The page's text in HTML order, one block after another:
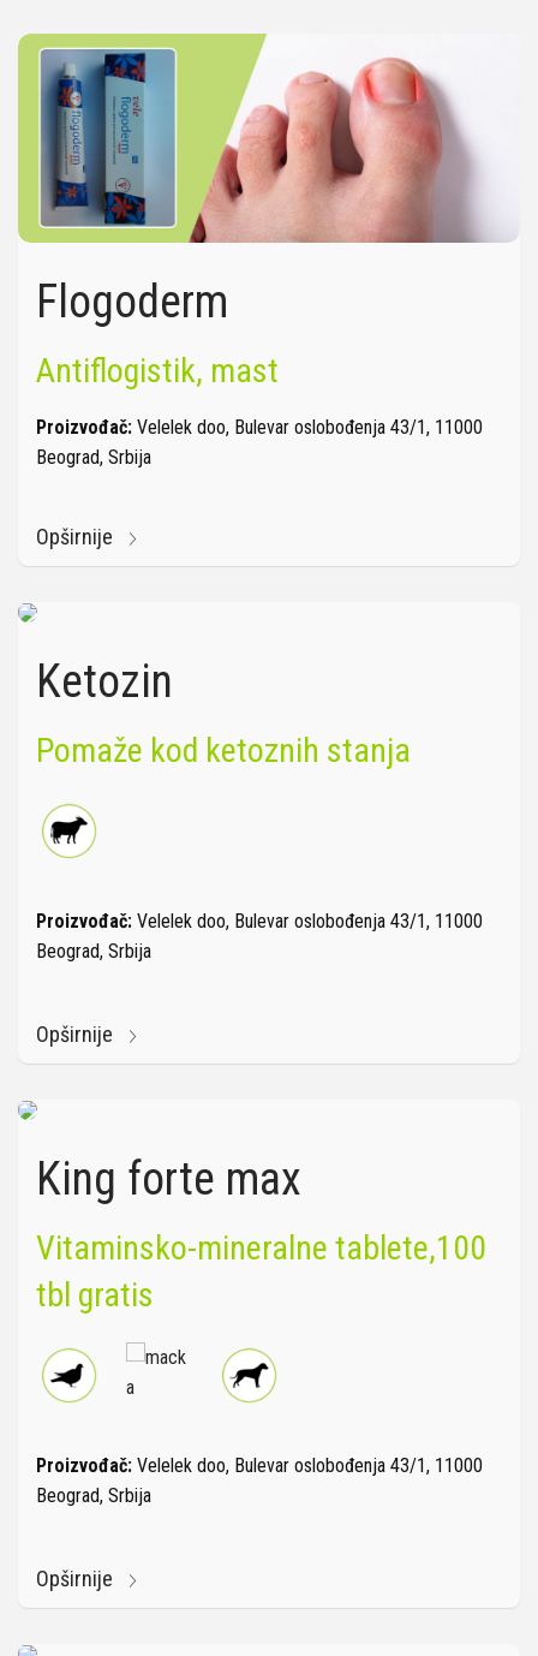
Flogoderm
Antiflogistik, mast
Proizvođač: Velelek doo, Bulevar oslobođenja 43/1, 11000
Beograd, Srbija
Opširnije
Ketozin
Pomaže kod ketoznih stanja
Proizvođač: Velelek doo, Bulevar oslobođenja 43/1, 11000
Beograd, Srbija
Opširnije
King forte max
Vitaminsko-mineralne tablete,100
tbl gratis
Proizvođač: Velelek doo, Bulevar oslobođenja 43/1, 11000
Beograd, Srbija
Opširnije